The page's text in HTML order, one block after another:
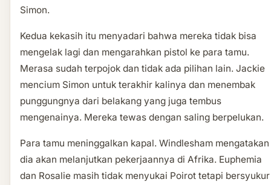
Simon.
Kedua kekasih itu menyadari bahwa mereka tidak bisa
mengelak lagi dan mengarahkan pistol ke para tamu.
Merasa sudah terpojok dan tidak ada pilihan lain. Jackie
mencium Simon untuk terakhir kalinya dan menembak
punggungnya dari belakang yang juga tembus
mengenainya. Mereka tewas dengan saling berpelukan.
Para tamu meninggalkan kapal. Windlesham mengatakan
dia akan melanjutkan pekerjaannya di Afrika. Euphemia
dan Rosalie masih tidak menyukai Poirot tetapi bersyukur